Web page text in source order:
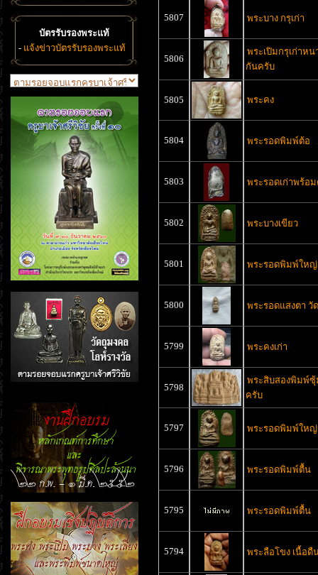
บัตรรับรองพระแท้
- แจ้งข่าวบัตรรับรองพระแท้
5807 พระบาง กรุเก่า
5806
พระเปิมกรุเก่าห
กันครับ
5805 พระคง
5804 พระรอดพิมพ์ต้อ
5803 พระรอดเก่าพร้อ
5802 พระบางเขียว
5801 พระรอดพิมพ์ใหญ่
5800 พระรอดแสงตา วั
5799 พระคงเก่า
5798
พระสิบสองพิมพ์ซุ้
ครับ
5797 พระรอดพิมพ์ใหญ่
5796 พระรอดพิมพ์ตื้น
5795 พระรอดพิมพ์ตื้น
5794 พระลือโขง เนื้อดื